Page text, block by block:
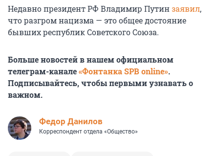
Недавно президент РФ Владимир Путинзаявил,
что разгром нацизма — это общее достояние
бывших республик Советского Союза.
Больше новостей в нашем официальном
телеграм-канале«Фонтанка SPB online».
Подписывайтесь, чтобы первыми узнавать о
важном.
Федор Данилов
Корреспондент отдела «Общество»